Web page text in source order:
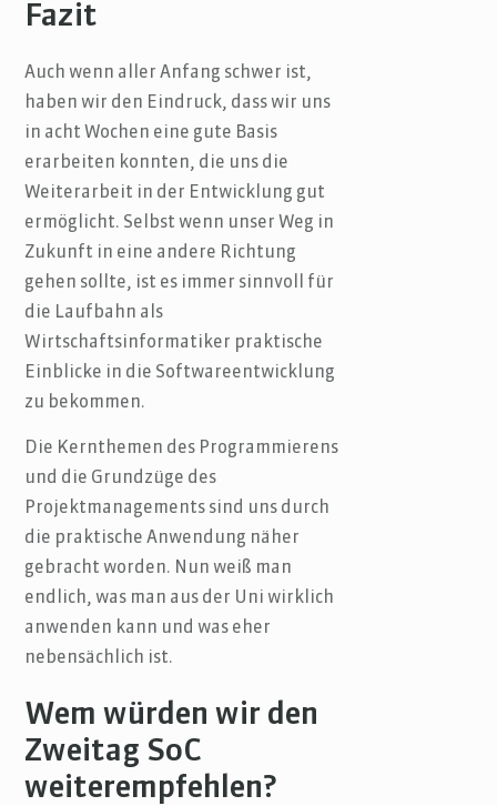
Fazit
Auch wenn aller Anfang schwer ist,
haben wir den Eindruck, dass wir uns
in acht Wochen eine gute Basis
erarbeiten konnten, die uns die
Weiterarbeit in der Entwicklung gut
ermöglicht. Selbst wenn unser Weg in
Zukunft in eine andere Richtung
gehen sollte, ist es immer sinnvoll für
die Laufbahn als
Wirtschaftsinformatiker praktische
Einblicke in die Softwareentwicklung
zu bekommen.
Die Kernthemen des Programmierens
und die Grundzüge des
Projektmanagements sind uns durch
die praktische Anwendung näher
gebracht worden. Nun weiß man
endlich, was man aus der Uni wirklich
anwenden kann und was eher
nebensächlich ist.
Wem würden wir den
Zweitag SoC
weiterempfehlen?